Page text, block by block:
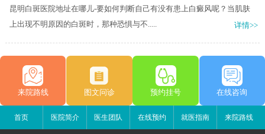
昆明白斑医院地址在哪儿-要如何判断自己有没有患上白癜风呢？当肌肤
上出现不明原因的白斑时，那种恐惧与不.....
详情>>
来院路线 图文问诊 预约挂号 在线咨询
首页 医院简介 医生团队 在线预约 就医指南 来院路线